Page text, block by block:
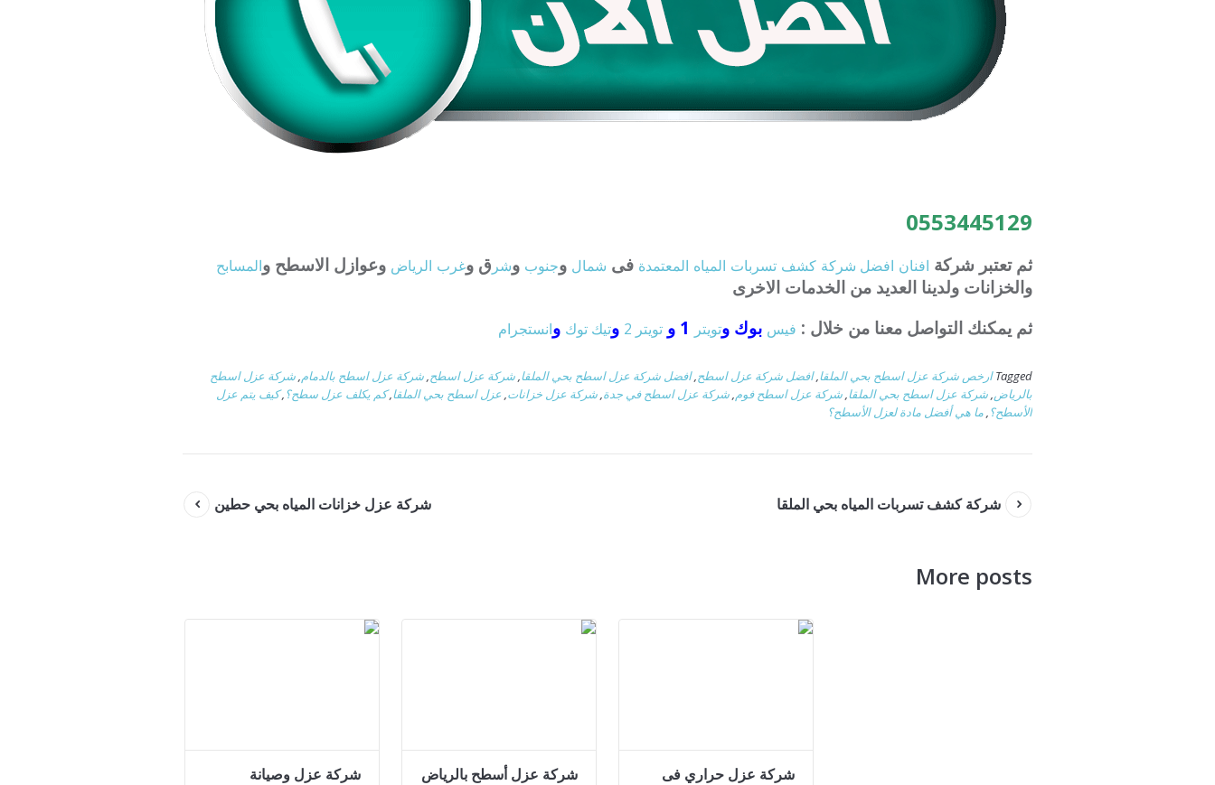
0553445129
ثم تعتبر شركة افنان افضل شركة كشف تسربات المياه المعتمدة فى شمال وجنوب وشر ق وغرب الرياض وعوازل الاسطح والمسابح
والخزانات ولدينا العديد من الخدمات الاخرى
ثم يمكنك التواصل معنا من خلال : فيس بوك وتويتر تويتر 2 وتيك توك وانستجرام
Tagged ارخص شركة عزل اسطح بحي الملقا,افضل شركة عزل اسطح,افضل شركة عزل اسطح بحي الملقا,شركة عزل اسطح,شركة عزل اسطح بالدمام,شركة عزل اسطح
بالرياض,شركة عزل اسطح بحي الملقا,شركة عزل اسطح فوم,شركة عزل اسطح في جدة,شركة عزل خزانات, عزل اسطح بحي الملقا,كم يكلف عزل سطح؟,كيف يتم عزل
الأسطح؟,ما هي أفضل مادة لعزل الأسطح؟
شركة عزل خزانات المياه بحي حطين شركة كشف تسربات المياه بحي الملقا
More posts
شركة عزل وصيانة
شركة عزل أسطح بالرياض
شركة عزل حراري فى